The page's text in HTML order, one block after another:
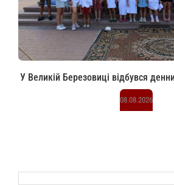
У Великій Березовиці відбувся
08.08.2026